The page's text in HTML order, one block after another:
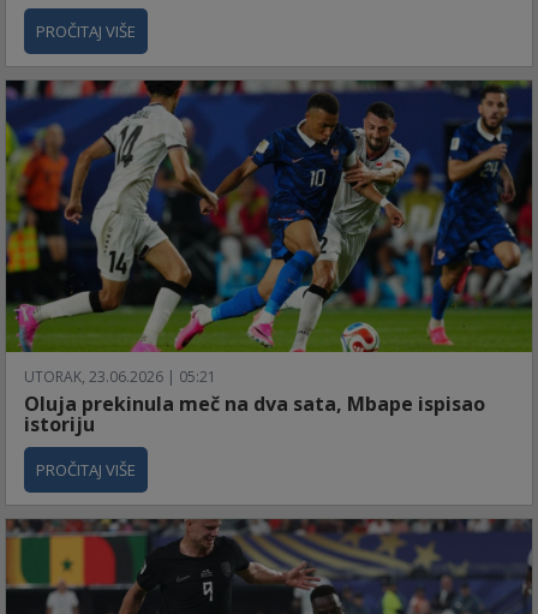
PROČITAJ VIŠE
UTORAK, 23.06.2026 | 05:21
Oluja prekinula meč na dva sata, Mbape ispisao
istoriju
PROČITAJ VIŠE